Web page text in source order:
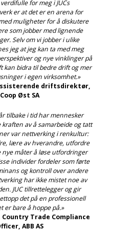
for meg i JUCs
er at det er en arena for
muligheter for å diskutere
som jobber med lignende
Selv om vi jobber i ulike
jeg at jeg kan ta med meg
og nye vinklinger på
bidra til bedre drift og mer
i egen virksomhet.»
driftsdirektør,
Coop Øst SA
tilbake i tid har mennesker
av å samarbeide og tatt
var nettverking i renkultur:
lære av hverandre, utfordre
måter å løse utfordringer
individer fordeler som førte
og kontroll over andere
har ikke mistet noe av
JUC tillrettelegger og gir
det på en professionell
er bare å hoppe på.»
Trade Compliance
ABB AS